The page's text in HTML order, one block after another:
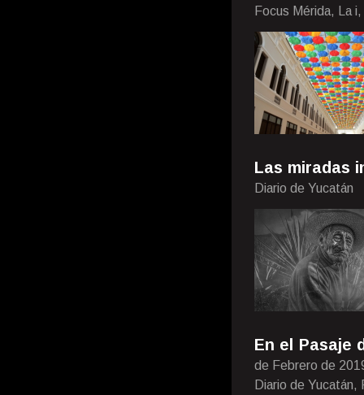
Focus Mérida, La
Las miradas
Diario de Yucatán
En el Pasaje
de Febrero de
Diario de Yucatán,